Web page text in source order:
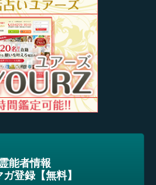
能者情報
登録【無料】